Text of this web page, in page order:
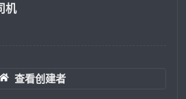
机
查看创建者